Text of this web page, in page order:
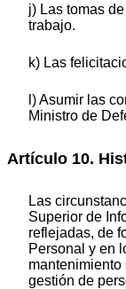
j) Las tomas
trabajo.
k) Las
l) Asumir las
Ministro de
Artículo 10.
Las
Superior de
reflejadas, de
Personal y en
gestión de